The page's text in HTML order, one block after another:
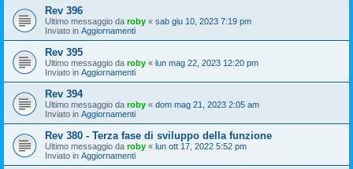
Rev 396
Ultimo messaggio da roby « sab giu 10, 2023 7:19 pm
Inviato in Aggiornamenti
Rev 395
Ultimo messaggio da roby « lun mag 22, 2023 12:20 pm
Inviato in Aggiornamenti
Rev 394
Ultimo messaggio da roby « dom mag 21, 2023 2:05 am
Inviato in Aggiornamenti
Rev 380 - Terza fase di sviluppo della funzione
Ultimo messaggio da roby « lun ott 17, 2022 5:52 pm
Inviato in Aggiornamenti